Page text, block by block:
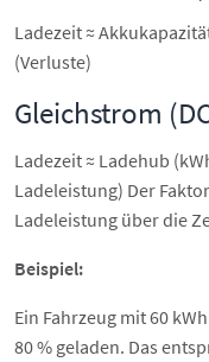
Ladezeit ≈
(Verluste)
Gleichstrom
Ladezeit ≈ Ladehub
Ladeleistung) Der
Ladeleistung über die
Beispiel:
Ein Fahrzeug mit 60
80 % geladen. Das